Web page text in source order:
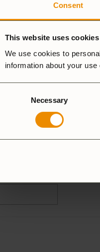
Consent
This website uses cookies
We use cookies to
information about your
Necessary
4,5
Baserat på 2 recensioner